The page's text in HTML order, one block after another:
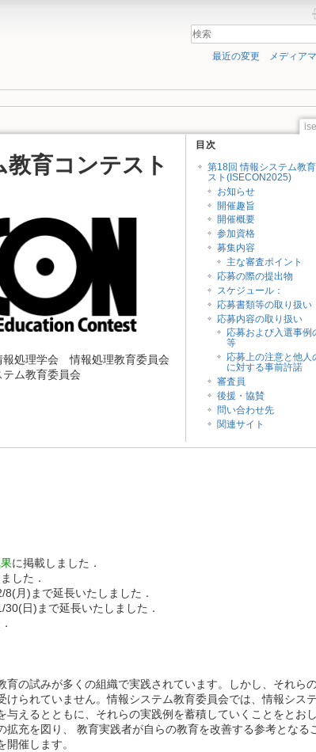
最近の変更 メディア
目次
第18回 情報システム教
スト(ISECON2025)
お知らせ
開催趣旨
開催概要
参加資格
募集内容
主な審査ポイント
応募の際の提出物
スケジュール：
応募書類等の取り扱い
応募内容の取り扱い
応募および入選事例
等
応募上の注意と他人
に対する事前許諾
審査員
後援・協賛
問い合わせ先
関連サイト
育コンテスト
報処理学会 情報処理教育委員会
テム教育委員会
に掲載しました．
した．
月)まで延長いたしました．
日)まで延長いたしました．
の試みが多くの組織で実践されています。しかし、それら
られていません。情報システム教育委員会では、情報シス
えるとともに、それらの実践例を蓄積していくことをとおし
充を図り、 教育実践者が自らの教育を改善する参考となる
催します。